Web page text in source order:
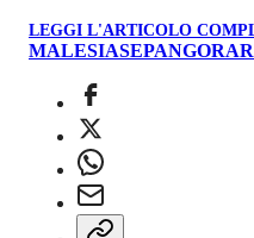
LEGGI L'ARTICOLO
MALESIASEPANG